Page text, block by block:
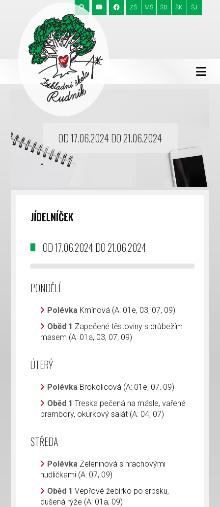
ZŠ MŠ ŠD ŠK ŠJ
OD 17.06.2024 DO 21.06.2024
JÍDELNÍČEK
OD 17.06.2024 DO 21.06.2024
PONDĚLÍ
Polévka Kmínová (A: 01e, 03, 07, 09)
Oběd 1 Zapečené těstoviny s drůbežím
masem (A: 01a, 03, 07, 09)
ÚTERÝ
Polévka Brokolicová (A: 01e, 07, 09)
Oběd 1Treska pečená na másle, vařené
brambory, okurkový salát (A: 04, 07)
STŘEDA
Polévka Zeleninová s hrachovými
nudličkami (A: 07, 09)
Oběd 1Vepřové žebírko po srbsku,
dušená rýže (A: 01a, 09)